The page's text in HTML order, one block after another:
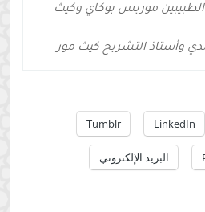
موريس بوكاي وكيث
وأستاذ التشريح كيث مور
LinkedIn
Tumblr
البريد الإلكتروني